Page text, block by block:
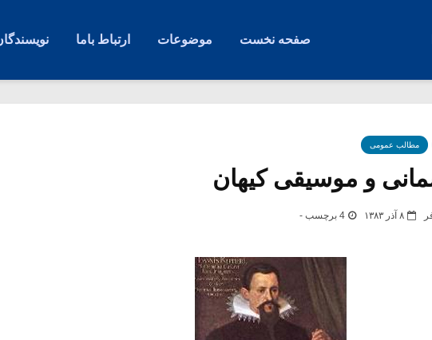
صفحه نخست موضوعات ارتباط باما
مطالب عمومی
و موسیقی کیهان
۸ آذر ۱۳۸۳ 4 برچسب -